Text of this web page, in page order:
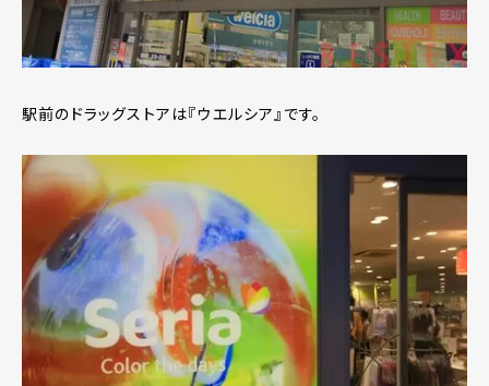
駅前のドラッグストアは『ウエルシア』です。